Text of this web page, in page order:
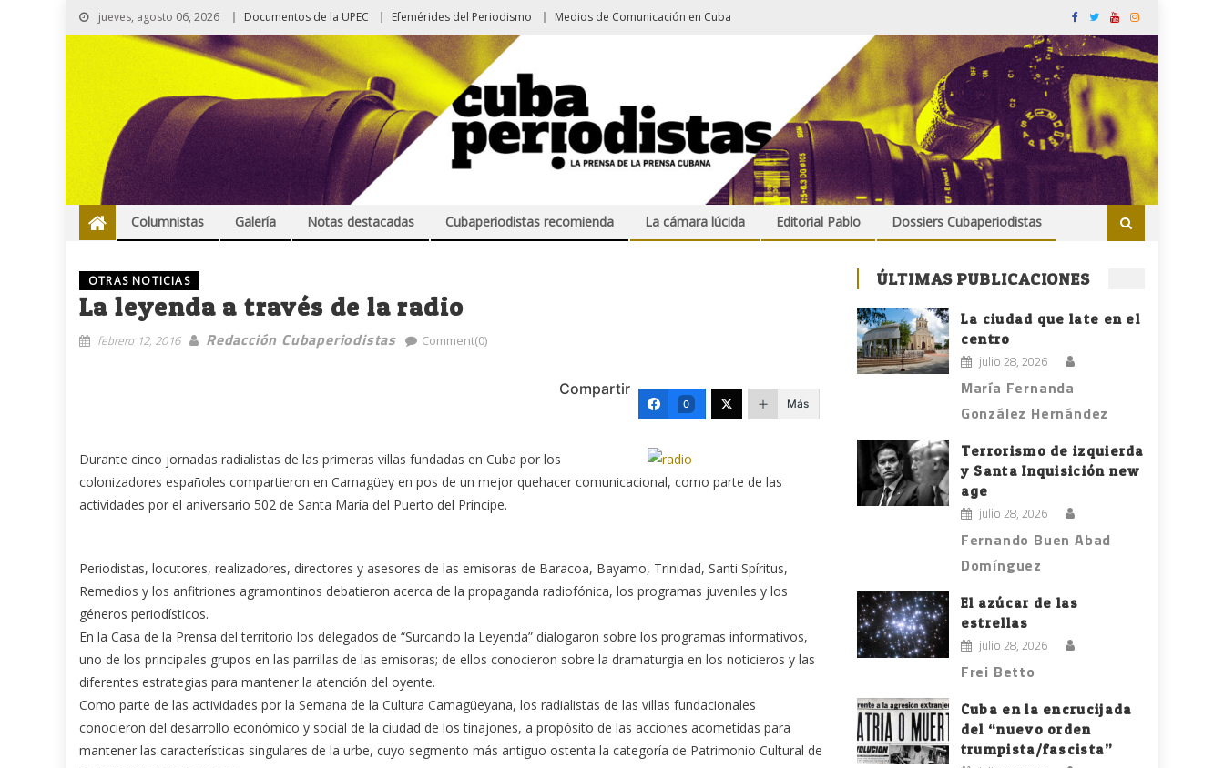
jueves, agosto 06, 2026 Documentos de la UPEC Efemérides del Periodismo Medios de Comunicación en Cuba
Columnistas Galería Notas destacadas Cubaperiodistas recomienda La cámara lúcida Editorial Pablo Dossiers Cubaperiodistas
OTRAS NOTICIAS
La leyenda a través de la radio
febrero 12, 2016 Redacción Cubaperiodistas Comment(0)
Compartir
0 Más
Durante cinco jornadas radialistas de las primeras villas fundadas en Cuba por los
colonizadores españoles compartieron en Camagüey en pos de un mejor quehacer comunicacional, como parte de las
actividades por el aniversario 502 de Santa María del Puerto del Príncipe.
Periodistas, locutores, realizadores, directores y asesores de las emisoras de Baracoa, Bayamo, Trinidad, Santi Spíritus,
Remedios y los anfitriones agramontinos debatieron acerca de la propaganda radiofónica, los programas juveniles y los
géneros periodísticos.
En la Casa de la Prensa del territorio los delegados de “Surcando la Leyenda” dialogaron sobre los programas informativos,
uno de los principales grupos en las parrillas de las emisoras; de ellos conocieron sobre la dramaturgia en los noticieros y las
diferentes estrategias para mantener la atención del oyente.
Como parte de las actividades por la Semana de la Cultura Camagüeyana, los radialistas de las villas fundacionales
conocieron del desarrollo económico y social de la ciudad de los tinajones, a propósito de las acciones acometidas para
mantener las características singulares de la urbe, cuyo segmento más antiguo ostenta la categoría de Patrimonio Cultural de
ÚLTIMAS PUBLICACIONES
La ciudad que late en el
centro
julio 28, 2026
María Fernanda
González Hernández
Terrorismo de izquierda
y Santa Inquisición new
age
julio 28, 2026
Fernando Buen Abad
Domínguez
El azúcar de las
estrellas
julio 28, 2026
Frei Betto
Cuba en la encrucijada
del “nuevo orden
trumpista/fascista”